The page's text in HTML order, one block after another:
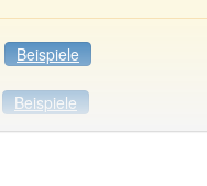
Beispiele
Beispiele